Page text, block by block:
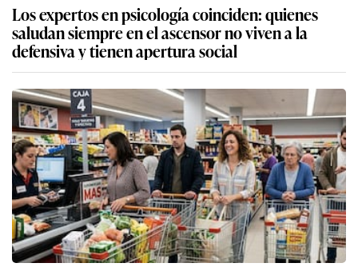
Los expertos en psicología coinciden: quienes
saludan siempre en el ascensor no viven a la
defensiva y tienen apertura social